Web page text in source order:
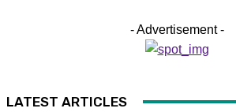
- Advertisement -
LATEST ARTICLES